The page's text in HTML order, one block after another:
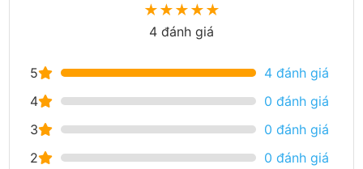
★★★★★
4 đánh giá
5
4 đánh giá
4
0 đánh giá
3
0 đánh giá
2
0 đánh giá